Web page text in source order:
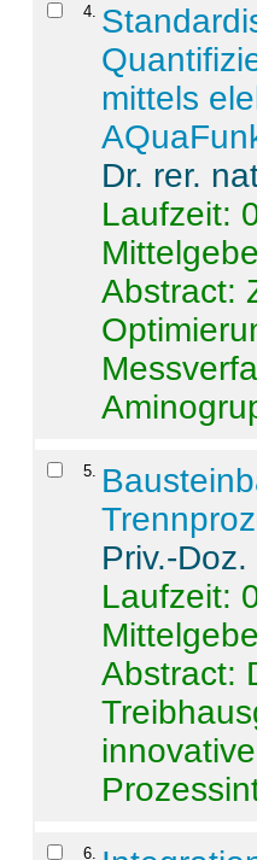
4
mittels
Dr. rer.
Laufzeit:
Abstract:
5
Priv.-
Laufzeit:
Abstract:
6